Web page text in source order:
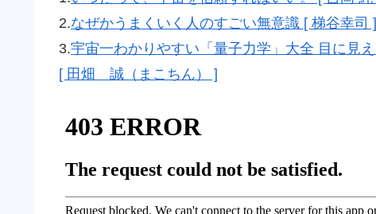
2.なぜかうまくいく人のすごい無意識 [ 梯谷幸司 ]
3.宇宙一わかりやすい「量子力学」大全 目に見
[ 田畑 誠（まこちん） ]